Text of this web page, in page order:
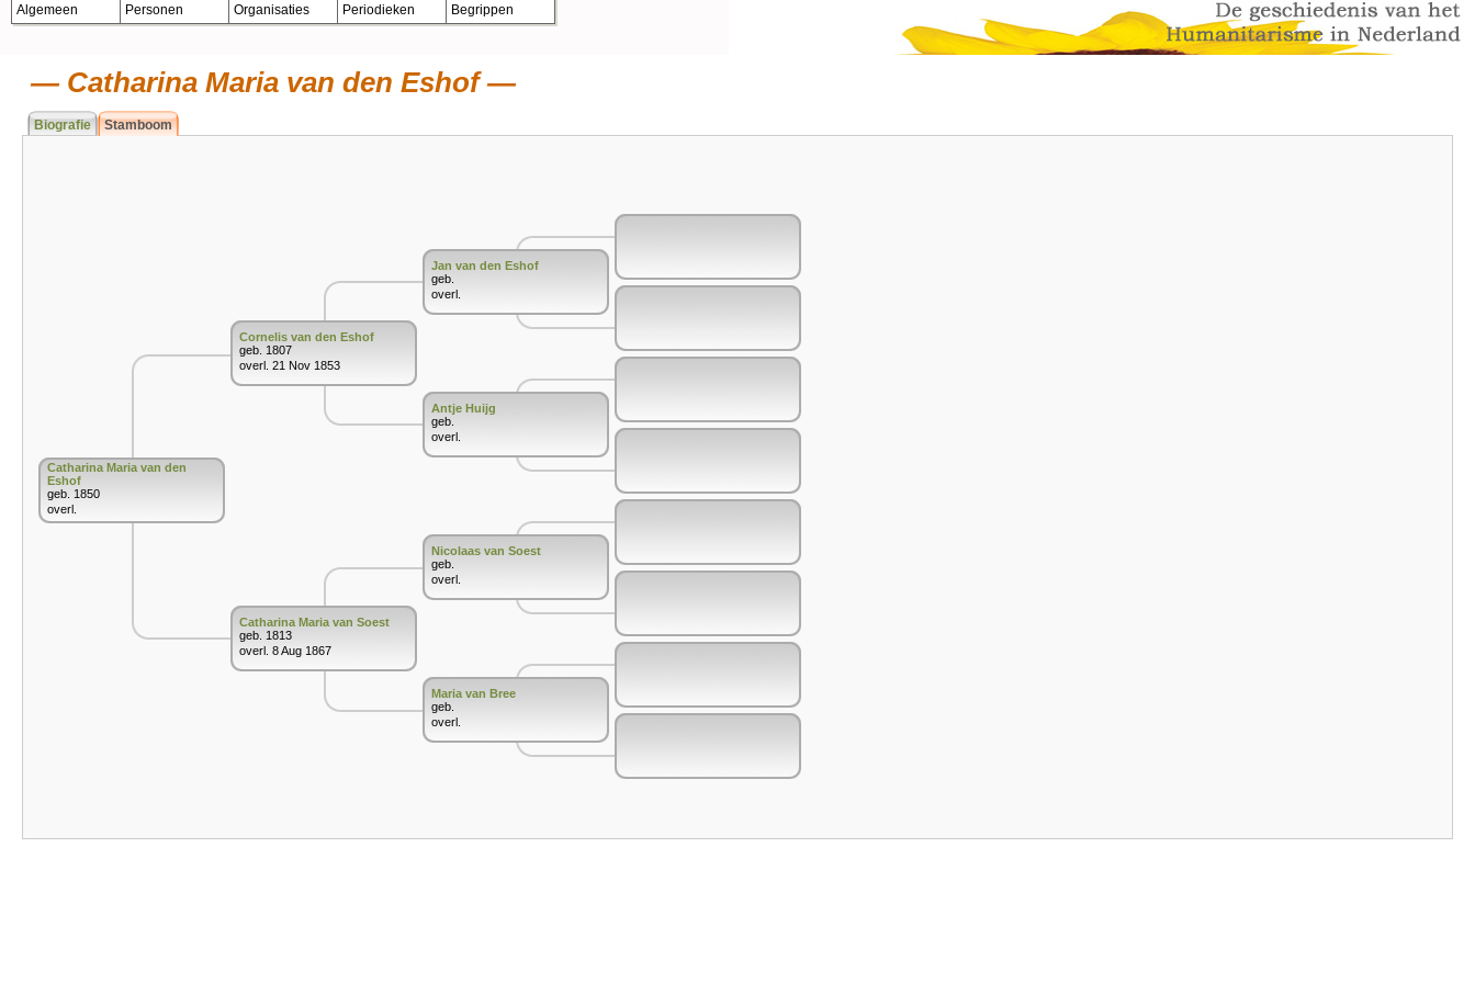
Algemeen Personen Organisaties Periodieken Begrippen
Catharina Maria van den Eshof
Biografie Stamboom
Catharina Maria van den
Eshof
geb. 1850
overl.
Cornelis van den Eshof
geb. 1807
overl. 21 Nov 1853
Catharina Maria van Soest
geb. 1813
overl. 8 Aug 1867
Jan van den Eshof
geb.
overl.
Antje Huijg
geb.
overl.
Nicolaas van Soest
geb.
overl.
Maria van Bree
geb.
overl.